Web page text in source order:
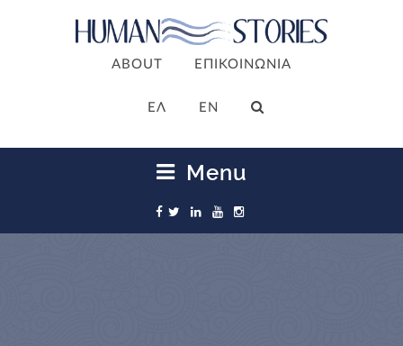
ABOUT ΕΠΙΚΟΙΝΩΝΙΑ
ΕΛ EN
Menu